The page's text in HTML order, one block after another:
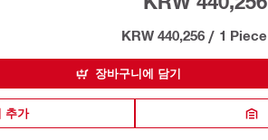
KRW 440,256 / 1 Piece
장바구니에 담기
추가